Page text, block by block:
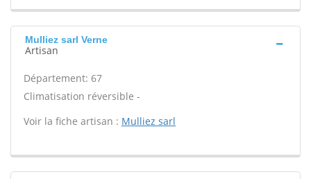
Mulliez sarl Verne
Artisan
Département: 67
Climatisation réversible -
Voir la fiche artisan : Mulliez sarl